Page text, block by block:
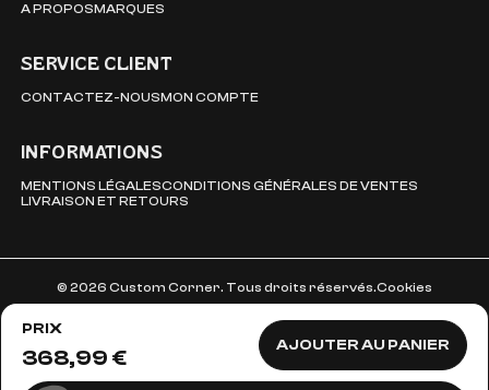
PRIX
368,99 € AJOUTER AU PANIER
A PROPOSMARQUES
SERVICE CLIENT
CONTACTEZ-NOUSMON COMPTE
INFORMATIONS
MENTIONS LÉGALESCONDITIONS GÉNÉRALES DE VENTES
LIVRAISON ET RETOURS
© 2026 Custom Corner. Tous droits réservés.Cookies